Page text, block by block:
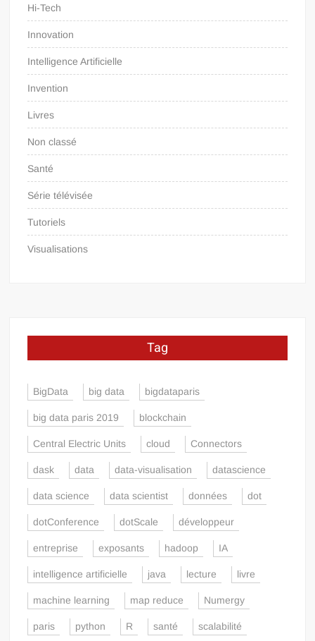
Hi-Tech
Innovation
Intelligence Artificielle
Invention
Livres
Non classé
Santé
Série télévisée
Tutoriels
Visualisations
Tag
BigData big data bigdataparis
big data paris 2019 blockchain
Central Electric Units cloud Connectors
dask data data-visualisation datascience
data science data scientist données dot
dotConference dotScale développeur
entreprise exposants hadoop IA
intelligence artificielle java lecture livre
machine learning map reduce Numergy
paris python R santé scalabilité